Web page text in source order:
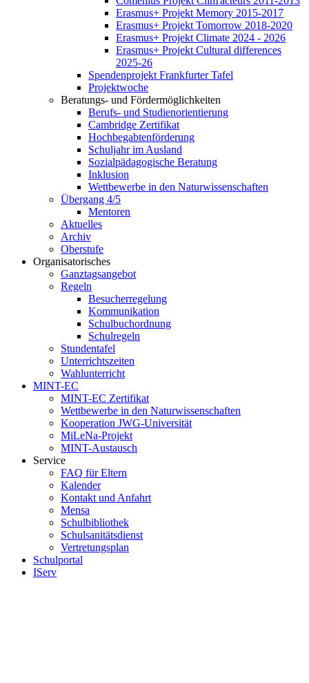
Erasmus+ Projekt Memory 2015-2017
Erasmus+ Projekt Tomorrow 2018-2020
Erasmus+ Projekt Climate 2024 - 2026
Erasmus+ Projekt Cultural differences
2025-26
Spendenprojekt Frankfurter Tafel
Projektwoche
Beratungs- und Fördermöglichkeiten
Berufs- und Studienorientierung
Cambridge Zertifikat
Hochbegabtenförderung
Schuljahr im Ausland
Sozialpädagogische Beratung
Inklusion
Wettbewerbe in den Naturwissenschaften
Übergang 4/5
Mentoren
Aktuelles
Archiv
Oberstufe
Organisatorisches
Ganztagsangebot
Regeln
Besucherregelung
Kommunikation
Schulbuchordnung
Schulregeln
Stundentafel
Unterrichtszeiten
Wahlunterricht
MINT-EC
MINT-EC Zertifikat
Wettbewerbe in den Naturwissenschaften
Kooperation JWG-Universität
MiLeNa-Projekt
MINT-Austausch
Service
FAQ für Eltern
Kalender
Kontakt und Anfahrt
Mensa
Schulbibliothek
Schulsanitätsdienst
Vertretungsplan
Schulportal
IServ